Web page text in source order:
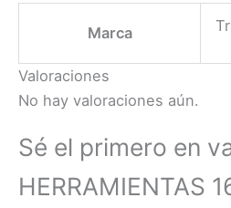
Marca
Valoraciones
No hay valoraciones aún.
Sé el primero en
HERRAMIENTAS